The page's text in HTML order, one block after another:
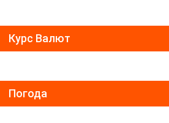
Курс Валют
Погода